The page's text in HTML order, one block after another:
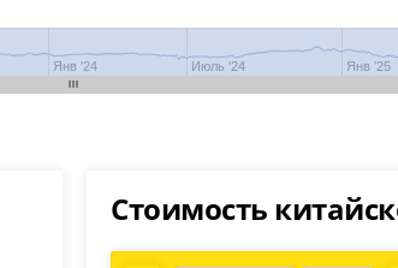
Янв '24 Июль '24 Янв '25
Стоимость